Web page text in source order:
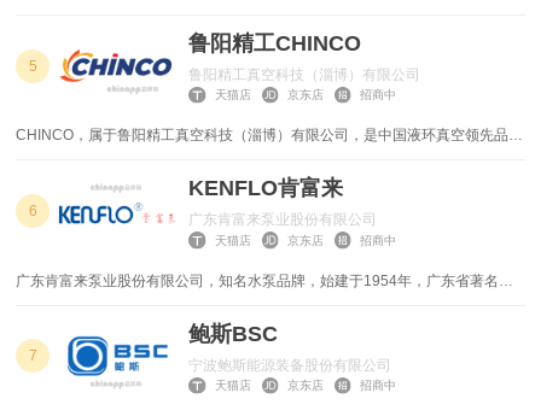
电缆桥架
工业喷嘴 工业喷雾
焊接机器人 槽式电缆桥架
冷库压缩机 工业磨粉机
国家高新技术开发区内，占地面积110亩、建筑面积3.5万平方米，总资产2亿元
人民币
5
鲁阳精工CHINCO
鲁阳精工真空科技（淄博）有限公司
天猫店 京东店 招商中
CHINCO，属于鲁阳精工真空科技（淄博）有限公司，是中国液环真空领先品
于开发、制造和销售真空泵/压缩机产品及真空解决方案。公司服务于通用工
业、化工、矿业、钢铁、造纸、电力、环保等多个行业领域。
6
KENFLO肯富来
广东肯富来泵业股份有限公司
天猫店 京东店 招商中
广东肯富来泵业股份有限公司，知名水泵品牌，始建于1954年，广东省著名商
7
鲍斯BSC
宁波鲍斯能源装备股份有限公司
天猫店 京东店 招商中